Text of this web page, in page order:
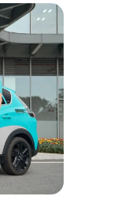
hiểm
đủ các
bồi